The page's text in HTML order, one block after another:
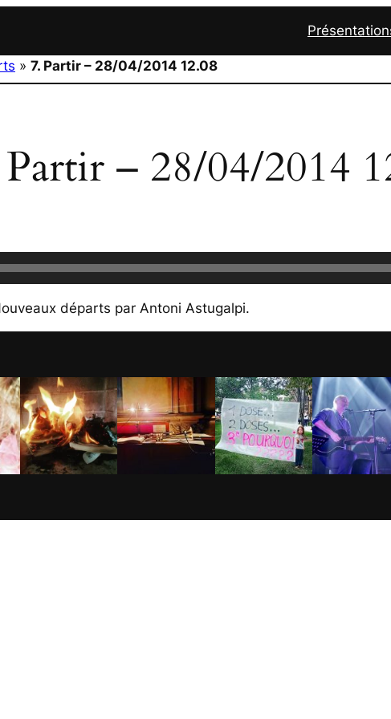
» 7. Partir – 28/04/2014 12.08
– 28/04/2014
départs par Antoni Astugalpi.